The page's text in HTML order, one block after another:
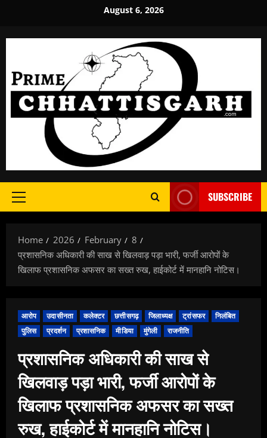
content
August 6, 2026
Primary
SUBSCRIBE
Home 2026 February
8
प्रशासनिक अधिकारी की साख से खिलवाड़ पड़ा भारी, फर्जी आरोपों के
खिलाफ प्रशासनिक अफसर का सख्त रुख, हाईकोर्ट में मानहानि नोटिस।
आरोप उदासीनता कलेक्टर छत्तीसगढ़ जिलाध्यक्ष ट्रांसफर
निलंबित
पुलिस
प्रदर्शन प्रशासनिक मीडिया मुंगेली राजनीति
प्रशासनिक अधिकारी की साख से
खिलवाड़ पड़ा भारी, फर्जी आरोपों के
खिलाफ प्रशासनिक अफसर का सख्त
रुख, हाईकोर्ट में मानहानि नोटिस।